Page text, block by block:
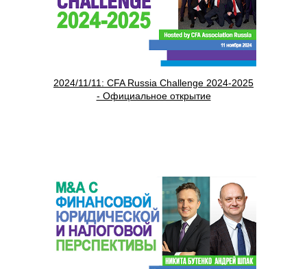
2024/11/11: CFA Russia Challenge 2024-2025
- Официальное открытие